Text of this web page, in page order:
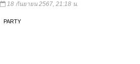
18 กันยายน 2567, 21:18 น.
PARTY